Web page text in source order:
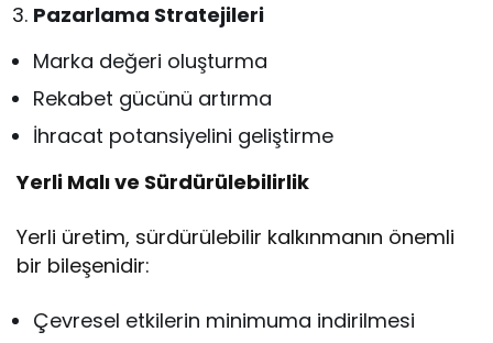
Pazarlama Stratejileri
Marka değeri oluşturma
Rekabet gücünü artırma
İhracat potansiyelini geliştirme
Yerli Malı ve Sürdürülebilirlik
Yerli üretim, sürdürülebilir kalkınmanın önemli
bir bileşenidir:
Çevresel etkilerin minimuma indirilmesi